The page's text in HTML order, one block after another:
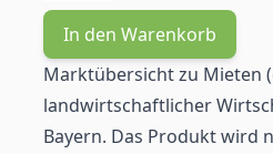
In den Warenkorb
Marktübersicht zu Mieten
landwirtschaftlicher
Bayern. Das Produkt wird